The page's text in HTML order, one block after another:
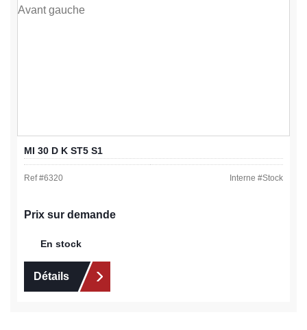
MI 30 D K ST5 S1
Ref #6320 Interne #Stock
Prix sur demande
En stock
Détails